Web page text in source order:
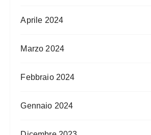
Aprile 2024
Marzo 2024
Febbraio 2024
Gennaio 2024